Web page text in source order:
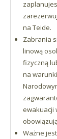
na Teide.
Zabrania
linową
fizyczną
na
ewakuacji
Ważne